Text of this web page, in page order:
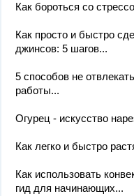
Как бороться со
Как просто и быстро
джинсов: 5 шагов...
5 способов не
работы...
Огурец - искусство
Как легко и быстро
Как использовать
гид для начинающих...